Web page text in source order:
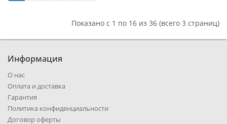
Показано с 1 по 16 из 36 (всего 3 страниц)
Информация
О нас
Оплата и доставка
Гарантия
Политика конфиденциальности
Договор оферты